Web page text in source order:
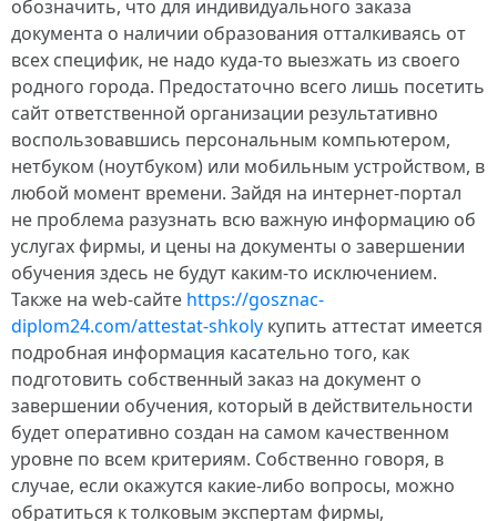
обозначить, что для индивидуального заказа
документа о наличии образования отталкиваясь от
всех специфик, не надо куда-то выезжать из своего
родного города. Предостаточно всего лишь посетить
сайт ответственной организации результативно
воспользовавшись персональным компьютером,
нетбуком (ноутбуком) или мобильным устройством, в
любой момент времени. Зайдя на интернет-портал
не проблема разузнать всю важную информацию об
услугах фирмы, и цены на документы о завершении
обучения здесь не будут каким-то исключением.
Также на web-сайте https://gosznac-
diplom24.com/attestat-shkoly купить аттестат имеется
подробная информация касательно того, как
подготовить собственный заказ на документ о
завершении обучения, который в действительности
будет оперативно создан на самом качественном
уровне по всем критериям. Собственно говоря, в
случае, если окажутся какие-либо вопросы, можно
обратиться к толковым экспертам фирмы,